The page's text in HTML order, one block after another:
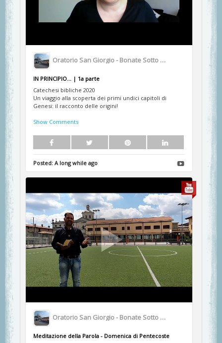
Oratorio San Giorgio - Bonate Sotto BG
IN PRINCIPIO... | 1a parte
Catechesi bibliche 2020
Un viaggio alla scoperta dei primi undici capitoli di
Genesi: il racconto delle origini!
Show Comments
Posted: A long while ago
Oratorio San Giorgio - Bonate Sotto BG
Meditazione della Parola - Domenica di Pentecoste